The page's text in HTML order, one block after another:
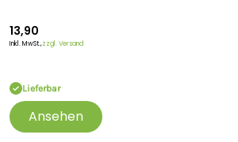
13,90
Inkl. MwSt.,zzgl. Versand
Lieferbar
Ansehen